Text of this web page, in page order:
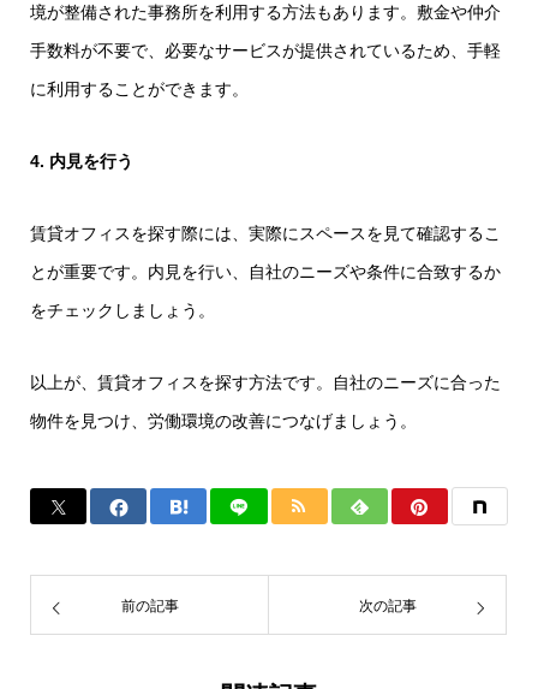
境が整備された事務所を利用する方法もあります。敷金や仲介
手数料が不要で、必要なサービスが提供されているため、手軽
に利用することができます。
4. 内見を行う
賃貸オフィスを探す際には、実際にスペースを見て確認するこ
とが重要です。内見を行い、自社のニーズや条件に合致するか
をチェックしましょう。
以上が、賃貸オフィスを探す方法です。自社のニーズに合った
物件を見つけ、労働環境の改善につなげましょう。
前の記事 次の記事